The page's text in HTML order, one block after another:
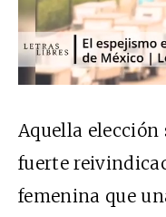
Aquella elección
fuerte
femenina que